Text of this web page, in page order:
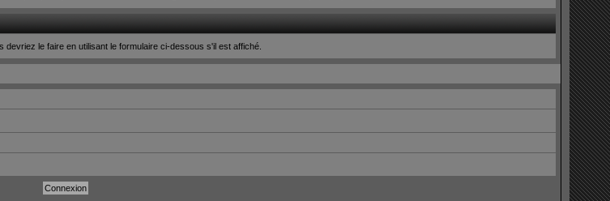
le faire en utilisant le formulaire ci-dessous s'il est affiché.